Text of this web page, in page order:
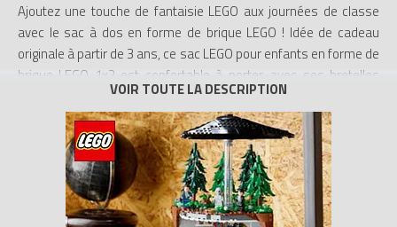
Ajoutez une touche de fantaisie LEGO aux journées de classe
avec le sac à dos en forme de brique LEGO ! Idée de cadeau
originale à partir de 3 ans, ce sac LEGO pour enfants en forme de
brique LEGO 1x2 est confortable à porter, avec ses bretelles
rembourrées et réglables et sa sangle de poitrine. Il présente 2
poches en forme de tenons LEGO, une poche filet, des éléments
réfléchissants ainsi qu’une poche à l’intérieur du compartiment
principal, pour glisser un ordinateur portable. Combinez-le avec
un sac-repas en forme de brique LEGO assorti ou contrastant
(vendu séparément, disponible dans une gamme de coloris), qui